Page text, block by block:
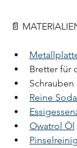
📄
Bretter für
Schrauben
Reine Soda
Owatrol Öl